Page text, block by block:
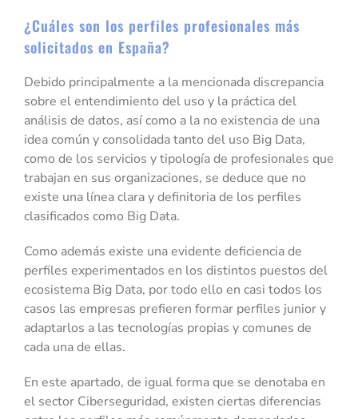
¿Cuáles son los perfiles profesionales más
solicitados en España?
Debido principalmente a la mencionada discrepancia
sobre el entendimiento del uso y la práctica del
análisis de datos, así como a la no existencia de una
idea común y consolidada tanto del uso Big Data,
como de los servicios y tipología de profesionales que
trabajan en sus organizaciones, se deduce que no
existe una línea clara y definitoria de los perfiles
clasificados como Big Data.
Como además existe una evidente deficiencia de
perfiles experimentados en los distintos puestos del
ecosistema Big Data, por todo ello en casi todos los
casos las empresas prefieren formar perfiles junior y
adaptarlos a las tecnologías propias y comunes de
cada una de ellas.
En este apartado, de igual forma que se denotaba en
el sector Ciberseguridad, existen ciertas diferencias